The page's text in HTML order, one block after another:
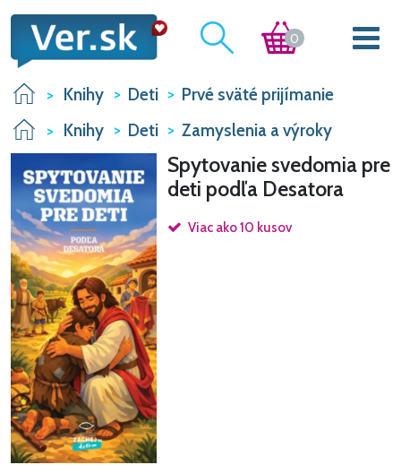
0
Knihy Deti
Prvé sväté prijímanie
Knihy
Deti Zamyslenia a výroky
Spytovanie svedomia pre
deti podľa Desatora
Viac ako 10 kusov